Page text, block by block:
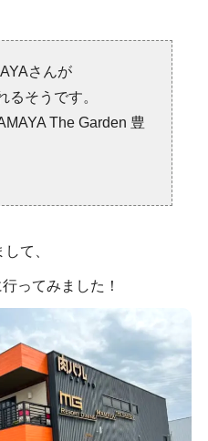
さんが
るそうです。
The Garden 豊
て、
ってみました！